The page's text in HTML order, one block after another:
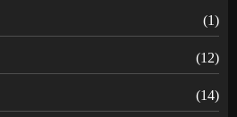
(1)
(12)
(14)